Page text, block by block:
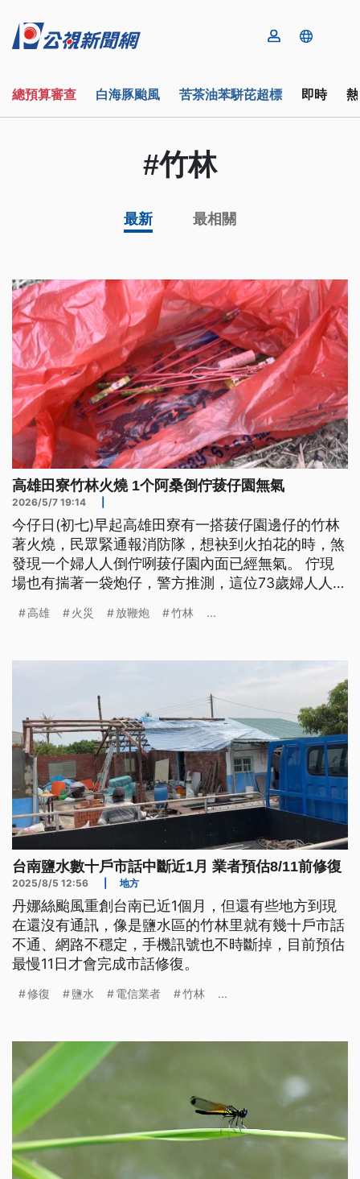
總預算審查 白海豚颱風 苦茶油苯駢芘超標 即時
#竹林
最新 最相關
高雄田寮竹林火燒 1个阿桑倒佇菝仔園無氣
2026/5/7 19:14
今仔日(初七)早起高雄田寮有一搭菝仔園邊仔的竹林
著火燒，民眾緊通報消防隊，想袂到火拍花的時，煞
發現一个婦人人倒佇咧菝仔園內面已經無氣。 佇現
場也有揣著一袋炮仔，警方推測，這位73歲婦人人，
跋倒才袂赴走，詳細原因閣需要理清。（新聞標題、
高雄 火災 放鞭炮 竹林 ...
台南鹽水數十戶市話中斷近1月 業者預估8/11前修復
2025/8/5 12:56 地方
丹娜絲颱風重創台南已近1個月，但還有些地方到現
在還沒有通訊，像是鹽水區的竹林里就有幾十戶市話
不通、網路不穩定，手機訊號也不時斷掉，目前預估
最慢11日才會完成市話修復。
修復 鹽水 電信業者 竹林 ...